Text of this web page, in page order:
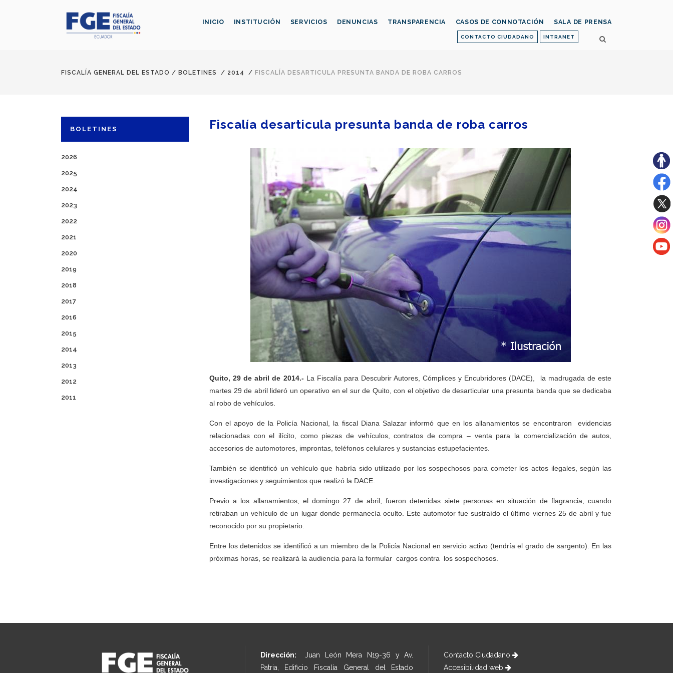
CONTACTO CIUDADANO INTRANET
INICIO INSTITUCIÓN SERVICIOS DENUNCIAS TRANSPARENCIA CASOS DE CONNOTACIÓN SALA DE PRENSA
FISCALÍA GENERAL DEL ESTADO / BOLETINES / 2014 / FISCALÍA DESARTICULA PRESUNTA BANDA DE ROBA CARROS
BOLETINES
2026
2025
2024
2023
2022
2021
2020
2019
2018
2017
2016
2015
2014
2013
2012
2011
Fiscalía desarticula presunta banda de roba carros
Quito, 29 de abril de 2014.- La Fiscalía para Descubrir Autores, Cómplices y Encubridores (DACE), la madrugada de este
martes 29 de abril lideró un operativo en el sur de Quito, con el objetivo de desarticular una presunta banda que se dedicaba
al robo de vehículos.
Con el apoyo de la Policía Nacional, la fiscal Diana Salazar informó que en los allanamientos se encontraron evidencias
relacionadas con el ilícito, como piezas de vehículos, contratos de compra – venta para la comercialización de autos,
accesorios de automotores, improntas, teléfonos celulares y sustancias estupefacientes.
También se identificó un vehículo que habría sido utilizado por los sospechosos para cometer los actos ilegales, según las
investigaciones y seguimientos que realizó la DACE.
Previo a los allanamientos, el domingo 27 de abril, fueron detenidas siete personas en situación de flagrancia, cuando
retiraban un vehículo de un lugar donde permanecía oculto. Este automotor fue sustraído el último viernes 25 de abril y fue
reconocido por su propietario.
Entre los detenidos se identificó a un miembro de la Policía Nacional en servicio activo (tendría el grado de sargento). En las
próximas horas, se realizará la audiencia para la formular cargos contra los sospechosos.
Dirección: Juan León Mera N19-36 y Av.
Patria, Edificio Fiscalía General del Estado
Contacto Ciudadano
Accesibilidad web